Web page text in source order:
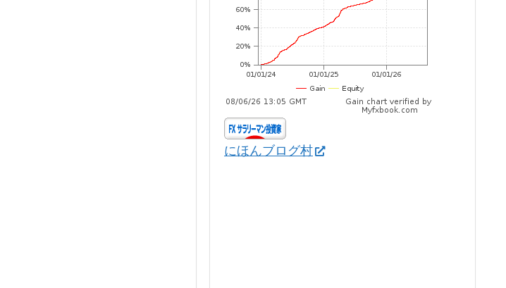
にほんブログ村